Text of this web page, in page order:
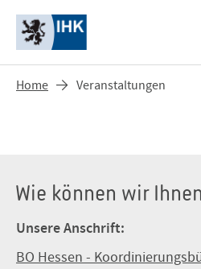
Home Veranstaltungen
Wie können wir
Unsere Anschrift:
BO Hessen -